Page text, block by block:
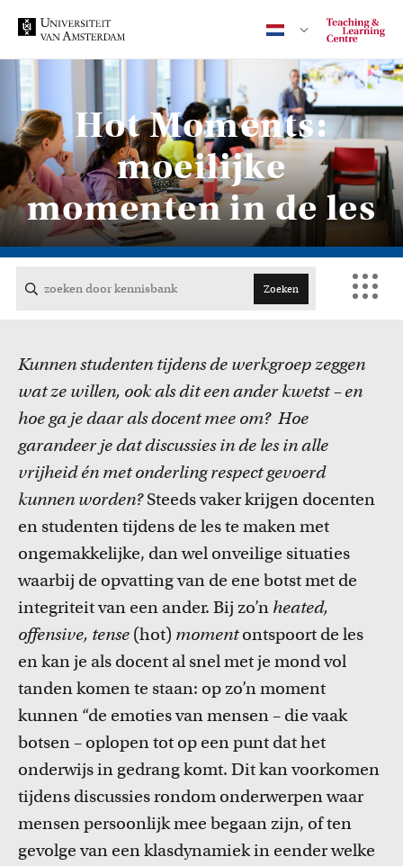
Contact
CENTRAAL
FDG
FDR
FGW
FMG
FNWI
Hot Moments:
moeilijke
momenten in de les
Zoeken
Cursussen
faculteit.
Inspiratie van collega-docenten
Lees Teacher Stories van collega-docenten.
Kunnen studenten tijdens de werkgroep zeggen
wat ze willen, ook als dit een ander kwetst – en
hoe ga je daar als docent mee om? Hoe
garandeer je dat discussies in de les in alle
vrijheid én met onderling respect gevoerd
kunnen worden? Steeds vaker krijgen docenten
en studenten tijdens de les te maken met
ongemakkelijke, dan wel onveilige situaties
waarbij de opvatting van de ene botst met de
integriteit van een ander. Bij zo’n heated,
offensive, tense (hot) momentontspoort de les
en kan je als docent al snel met je mond vol
tanden komen te staan: op zo’n moment
kunnen “de emoties van mensen – die vaak
botsen – oplopen tot op een punt dat het
onderwijs in gedrang komt. Dit kan voorkomen
tijdens discussies rondom onderwerpen waar
mensen persoonlijk mee begaan zijn, of ten
gevolge van een klasdynamiek in eender welke